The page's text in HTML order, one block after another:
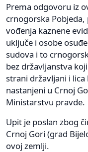
Prema odgovoru iz
crnogorska
vođenja kaznene
uključe i osobe
sudova i to
bez državljanstva
strani državljani i
nastanjeni u Crnoj
Ministarstvu pravde.
Upit je poslan zbog
Crnoj Gori (grad
ovoj zemlji.